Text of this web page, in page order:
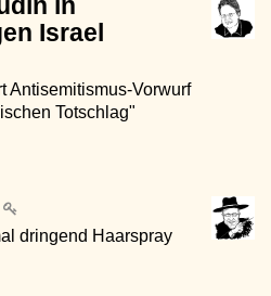
Israel
Antisemitismus-Vorwurf
Totschlag"
dringend Haarspray